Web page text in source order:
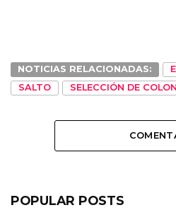
NOTICIAS RELACIONADAS:
SALTO
SELECCIÓN DE
POPULAR POSTS